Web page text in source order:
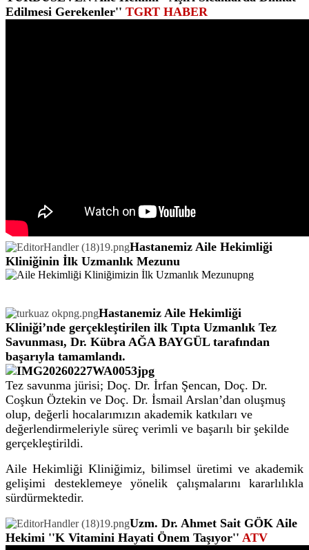
Edilmesi Gerekenler'' TGRT HABER
Hastanemiz Aile Hekimliği
Kliniğinin İlk Uzmanlık Mezunu
Hastanemiz Aile Hekimliği
Kliniği’nde gerçekleştirilen ilk Tıpta Uzmanlık Tez
Savunması, Dr. Kübra AĞA BAYGÜL tarafından
başarıyla tamamlandı.
Tez savunma jürisi; Doç. Dr. İrfan Şencan, Doç. Dr.
Coşkun Öztekin ve Doç. Dr. İsmail Arslan’dan oluşmuş
olup, değerli hocalarımızın akademik katkıları ve
değerlendirmeleriyle süreç verimli ve başarılı bir şekilde
gerçekleştirildi.
Aile Hekimliği Kliniğimiz, bilimsel üretimi ve akademik
gelişimi desteklemeye yönelik çalışmalarını kararlılıkla
sürdürmektedir.
Uzm. Dr. Ahmet Sait GÖK Aile
Hekimi ''K Vitamini Hayati Önem Taşıyor'' ATV